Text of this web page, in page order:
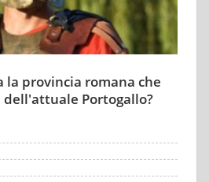
la provincia romana che
Portogallo?